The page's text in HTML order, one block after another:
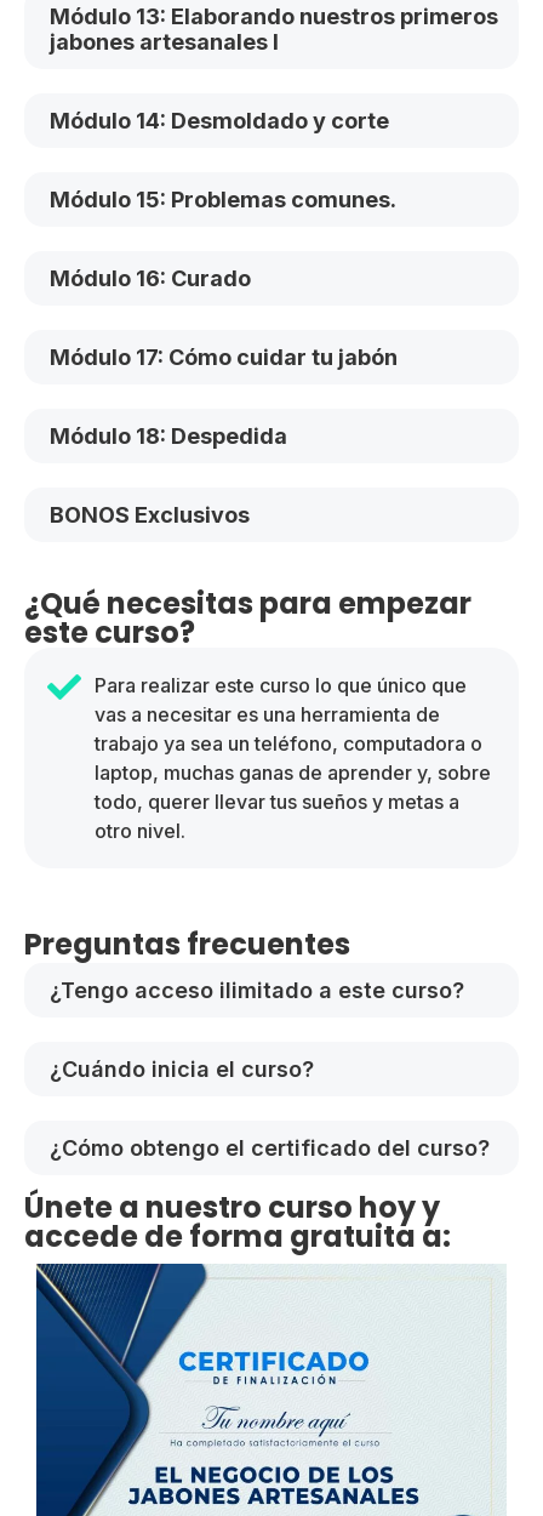
Módulo 13: Elaborando nuestros primeros
jabones artesanales I
Módulo 14: Desmoldado y corte
Módulo 15: Problemas comunes.
Módulo 16: Curado
Módulo 17: Cómo cuidar tu jabón
Módulo 18: Despedida
BONOS Exclusivos
¿Qué necesitas para empezar
este curso?
Para realizar este curso lo que único que
vas a necesitar es una herramienta de
trabajo ya sea un teléfono, computadora o
laptop, muchas ganas de aprender y, sobre
todo, querer llevar tus sueños y metas a
otro nivel.
Preguntas frecuentes
¿Tengo acceso ilimitado a este curso?
¿Cuándo inicia el curso?
¿Cómo obtengo el certificado del curso?
Únete a nuestro curso hoy y
accede de forma gratuita a: